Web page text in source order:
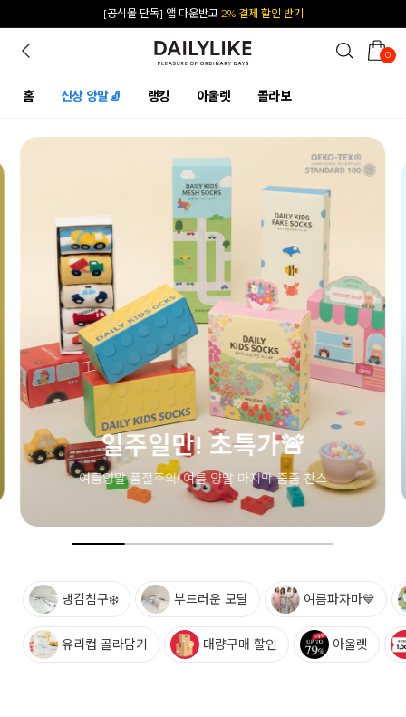
카카오 플친 추가하면1천원 즉시 할인 쿠폰
0
홈 신상 양말🧦 랭킹 아울렛 콜라보
냉감침구❄️ 부드러운 모달 여름파자마💙
유리컵 골라담기 대량구매 할인 아울렛